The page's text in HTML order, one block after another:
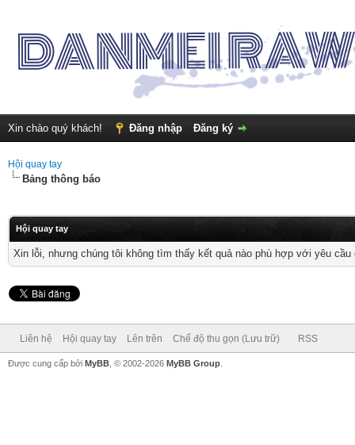
Xin chào quý khách! Đăng nhập Đăng ký
Hội quay tay
Bảng thông báo
Hội quay tay
Xin lỗi, nhưng chúng tôi không tìm thấy kết quả nào phù hợp với yêu
Liên hệ Hội quay tay Lên trên Chế độ thu gọn (Lưu trữ) RSS
Được cung cấp bởi MyBB , © 2002-2026 MyBB Group